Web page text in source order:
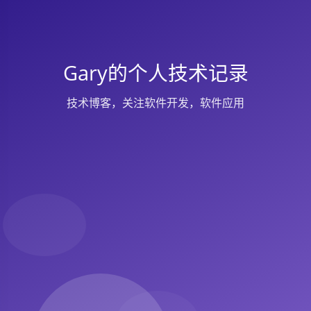
Gary的个人技术记录
技术博客，关注软件开发，软件应用